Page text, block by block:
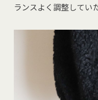
ランスよく調整してい